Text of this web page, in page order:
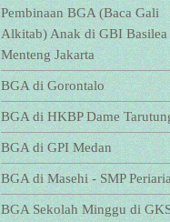
Pembinaan BGA (Baca Gali
Alkitab) Anak di GBI Basilea
Menteng Jakarta
BGA di Gorontalo
BGA di HKBP Dame
BGA di GPI Medan
BGA di Masehi - SMP
BGA Sekolah Minggu di